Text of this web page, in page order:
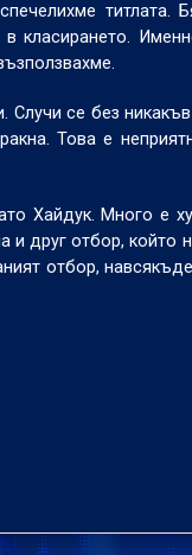
титлата.
класирането.
се без
Това е
Хайдук. Много е
друг отбор, който
отбор,